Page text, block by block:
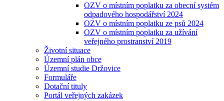
OZV o místním poplatku za obecní systém
odpadového hospodářství 2024
OZV o místním poplatku ze psů 2024
OZV o místním poplatku za užívání
veřejného prostranství 2019
Životní situace
Územní plán obce
Územní studie Držovice
Formuláře
Dotační tituly
Portál veřejných zakázek